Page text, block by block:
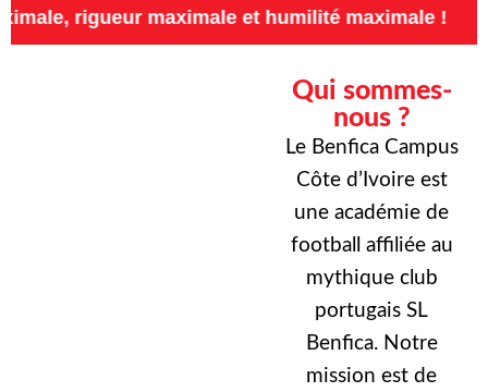
maximale et humilité maximale !
Qui sommes-
nous ?
Le Benfica Campus
Côte d’Ivoire est
une académie de
football affiliée au
mythique club
portugais SL
Benfica. Notre
mission est de